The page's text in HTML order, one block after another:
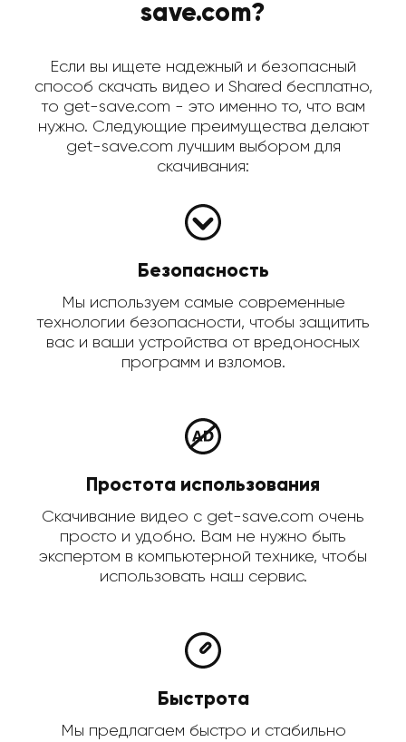
save.com?
Если вы ищете надежный и безопасный
способ скачать видео и Shared бесплатно,
то get-save.com - это именно то, что вам
нужно. Следующие преимущества делают
get-save.com лучшим выбором для
скачивания:
Безопасность
Мы используем самые современные
технологии безопасности, чтобы защитить
вас и ваши устройства от вредоносных
программ и взломов.
Простота использования
Скачивание видео с get-save.com очень
просто и удобно. Вам не нужно быть
экспертом в компьютерной технике, чтобы
использовать наш сервис.
Быстрота
Мы предлагаем быстро и стабильно